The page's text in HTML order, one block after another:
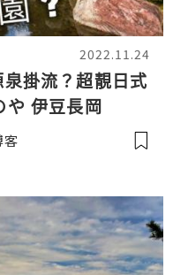
2022.11.24
掛流？超靚日式
や 伊豆長岡